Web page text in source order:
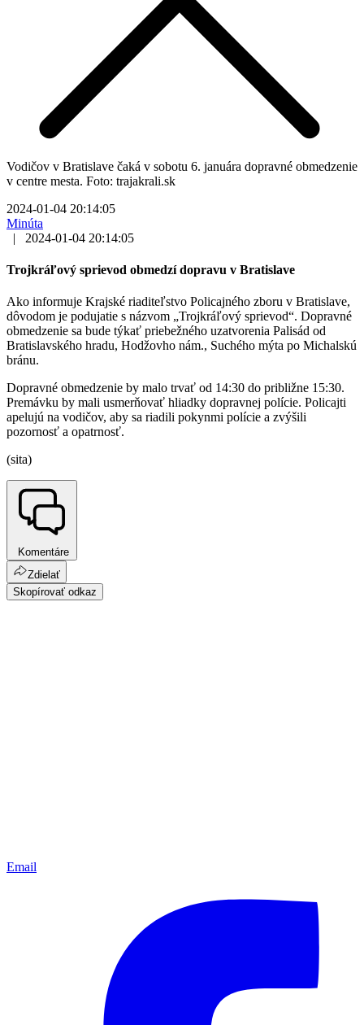
Vodičov v Bratislave čaká v sobotu 6. januára dopravné obmedzenie
v centre mesta. Foto: trajakrali.sk
2024-01-04 20:14:05
Minúta
|
2024-01-04 20:14:05
Trojkráľový sprievod obmedzí dopravu v Bratislave
Ako informuje Krajské riaditeľstvo Policajného zboru v Bratislave,
dôvodom je podujatie s názvom „Trojkráľový sprievod“. Dopravné
obmedzenie sa bude týkať priebežného uzatvorenia Palisád od
Bratislavského hradu, Hodžovho nám., Suchého mýta po Michalskú
bránu.
Dopravné obmedzenie by malo trvať od 14:30 do približne 15:30.
Premávku by mali usmerňovať hliadky dopravnej polície. Policajti
apelujú na vodičov, aby sa riadili pokynmi polície a zvýšili
pozornosť a opatrnosť.
(sita)
Komentáre
Zdielať
Skopírovať odkaz
Email